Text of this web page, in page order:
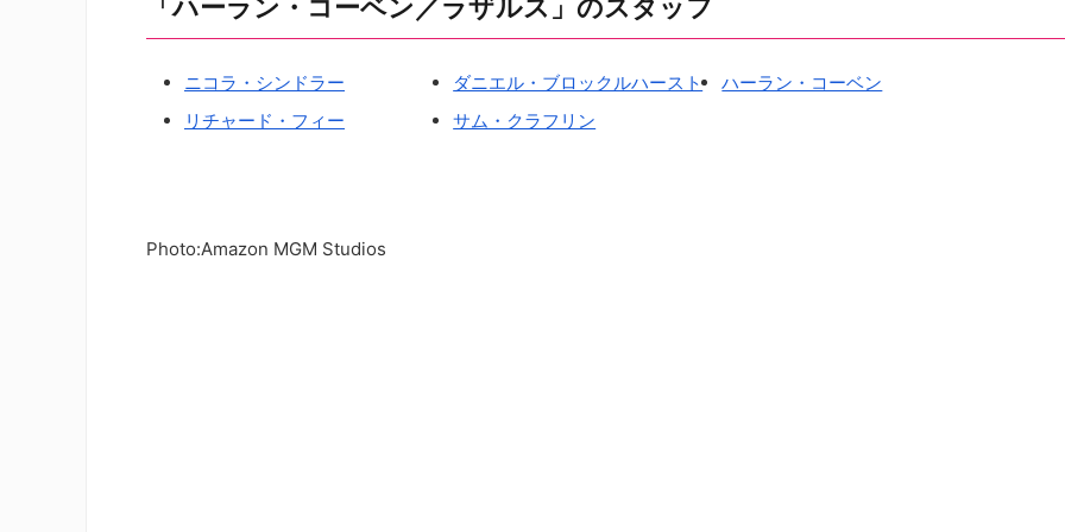
「ハーラン・コーベン／ラザルス」のスタッフ
ニコラ・シンドラー ダニエル・ブロックルハースト
ハーラン・コーベン
リチャード・フィー
サム・クラフリン
Photo:Amazon MGM Studios